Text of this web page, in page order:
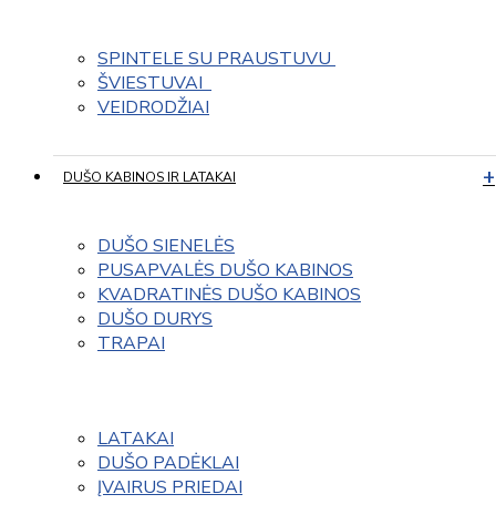
SPINTELE SU PRAUSTUVU
ŠVIESTUVAI
VEIDRODŽIAI
DUŠO KABINOS IR LATAKAI
DUŠO SIENELĖS
PUSAPVALĖS DUŠO KABINOS
KVADRATINĖS DUŠO KABINOS
DUŠO DURYS
TRAPAI
LATAKAI
DUŠO PADĖKLAI
ĮVAIRUS PRIEDAI